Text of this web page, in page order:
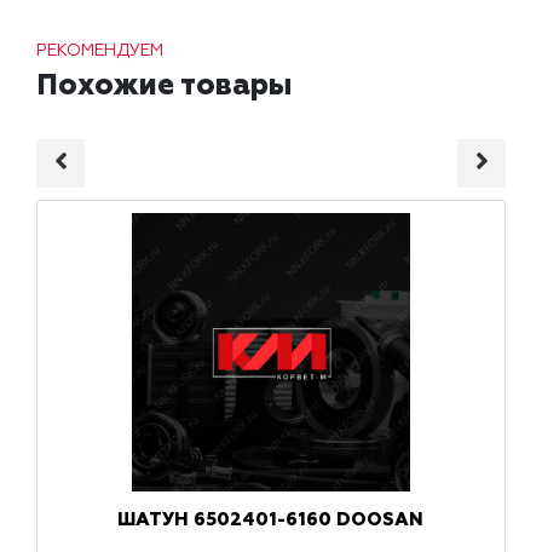
РЕКОМЕНДУЕМ
Похожие товары
ШАТУН 6502401-6160 DOOSAN